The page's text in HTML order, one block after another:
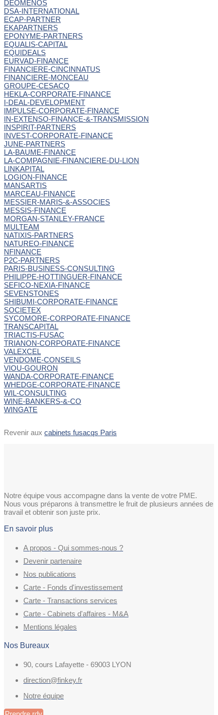
DEOMENOS
DSA-INTERNATIONAL
ECAP-PARTNER
EKAPARTNERS
EPONYME-PARTNERS
EQUALIS-CAPITAL
EQUIDEALS
EURVAD-FINANCE
FINANCIERE-CINCINNATUS
FINANCIERE-MONCEAU
GROUPE-CESACQ
HEKLA-CORPORATE-FINANCE
I-DEAL-DEVELOPMENT
IMPULSE-CORPORATE-FINANCE
IN-EXTENSO-FINANCE-&-TRANSMISSION
INSPIRIT-PARTNERS
INVEST-CORPORATE-FINANCE
JUNE-PARTNERS
LA-BAUME-FINANCE
LA-COMPAGNIE-FINANCIERE-DU-LION
LINKAPITAL
LOGION-FINANCE
MANSARTIS
MARCEAU-FINANCE
MESSIER-MARIS-&-ASSOCIES
MESSIS-FINANCE
MORGAN-STANLEY-FRANCE
MULTEAM
NATIXIS-PARTNERS
NATUREO-FINANCE
NFINANCE
P2C-PARTNERS
PARIS-BUSINESS-CONSULTING
PHILIPPE-HOTTINGUER-FINANCE
SEFICO-NEXIA-FINANCE
SEVENSTONES
SHIBUMI-CORPORATE-FINANCE
SOCIETEX
SYCOMORE-CORPORATE-FINANCE
TRANSCAPITAL
TRIACTIS-FUSAC
TRIANON-CORPORATE-FINANCE
VALEXCEL
VENDOME-CONSEILS
VIOU-GOURON
WANDA-CORPORATE-FINANCE
WHEDGE-CORPORATE-FINANCE
WIL-CONSULTING
WINE-BANKERS-&-CO
WINGATE
Revenir aux cabinets fusacqs Paris
Notre équipe vous accompagne dans la vente de votre PME.
Nous vous préparons à transmettre le fruit de plusieurs années de
travail et obtenir son juste prix.
En savoir plus
A propos - Qui sommes-nous ?
Devenir partenaire
Nos publications
Carte - Fonds d'investissement
Carte - Transactions services
Carte - Cabinets d'affaires - M&A
Mentions légales
Nos Bureaux
90, cours Lafayette - 69003 LYON
direction@finkey.fr
Notre équipe